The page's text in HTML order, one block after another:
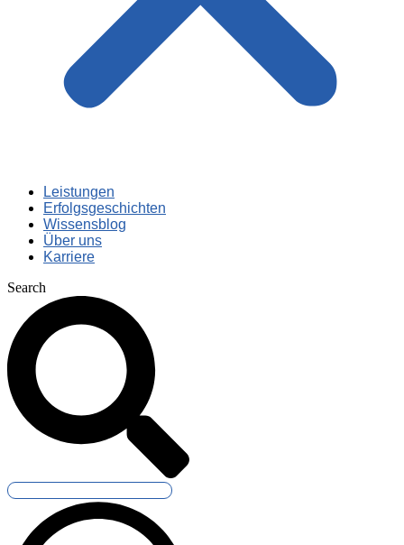
Leistungen
Erfolgsgeschichten
Wissensblog
Über uns
Karriere
Search